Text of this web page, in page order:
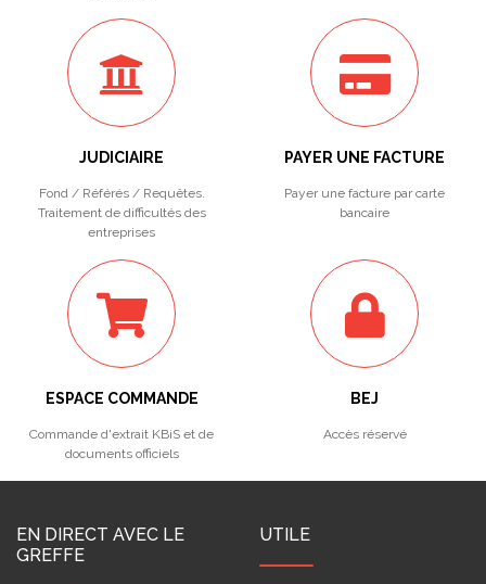
JUDICIAIRE
Fond / Référés / Requêtes.
Traitement de difficultés des
entreprises
PAYER UNE FACTURE
Payer une facture par carte
bancaire
ESPACE COMMANDE
Commande d'extrait KBiS et de
documents officiels
BEJ
Accès réservé
EN DIRECT AVEC LE
GREFFE
UTILE